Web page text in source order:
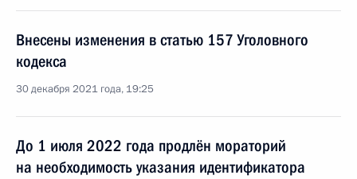
Внесены изменения в статью 157 Уголовного
кодекса
30 декабря 2021 года, 19:25
До 1 июля 2022 года продлён мораторий
на необходимость указания идентификатора